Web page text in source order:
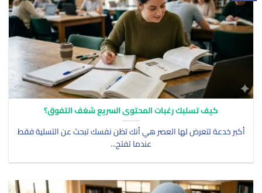
كيف تسلبك رغبات المحتوى السريع شغف التفوق؟
أكبر خدعة تتعرض لها العصر هي أنك تظن نفسك تبحث عن التسلية فقط
عندما تفتح...